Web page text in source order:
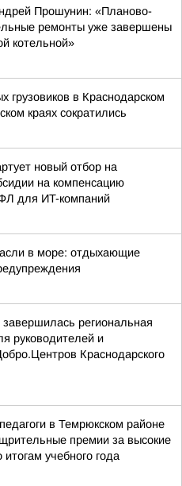
Прошунин: «Планово-
ремонты уже завершены
котельной»
грузовиков в Краснодарском
краях сократились
новый отбор на
на компенсацию
для ИT-компаний
в море: отдыхающие
региональная
руководителей и
Краснодарского
в Темрюкском районе
премии за высокие
итогам учебного года